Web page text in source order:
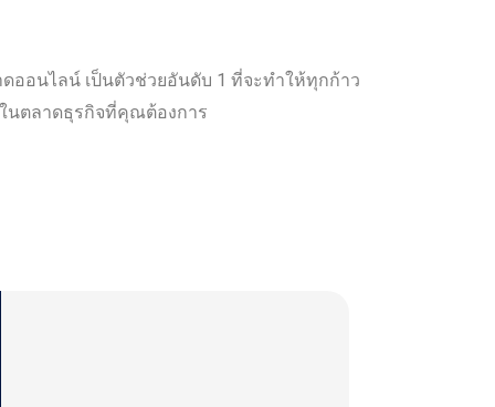
อนไลน์ เป็นตัวช่วยอันดับ 1 ที่จะทำให้ทุกก้าว
นตลาดธุรกิจที่คุณต้องการ